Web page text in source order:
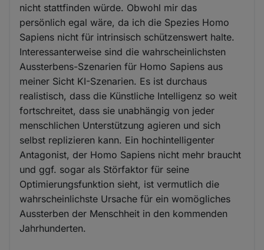
nicht stattfinden würde. Obwohl mir das
persönlich egal wäre, da ich die Spezies Homo
Sapiens nicht für intrinsisch schützenswert halte.
Interessanterweise sind die wahrscheinlichsten
Aussterbens-Szenarien für Homo Sapiens aus
meiner Sicht KI-Szenarien. Es ist durchaus
realistisch, dass die Künstliche Intelligenz so weit
fortschreitet, dass sie unabhängig von jeder
menschlichen Unterstützung agieren und sich
selbst replizieren kann. Ein hochintelligenter
Antagonist, der Homo Sapiens nicht mehr braucht
und ggf. sogar als Störfaktor für seine
Optimierungsfunktion sieht, ist vermutlich die
wahrscheinlichste Ursache für ein womögliches
Aussterben der Menschheit in den kommenden
Jahrhunderten.